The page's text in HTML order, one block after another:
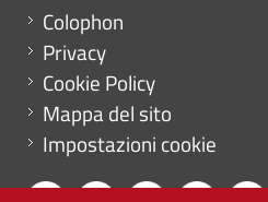
Menu footer
Colophon
Privacy
Cookie Policy
Mappa del sito
Impostazioni cookie